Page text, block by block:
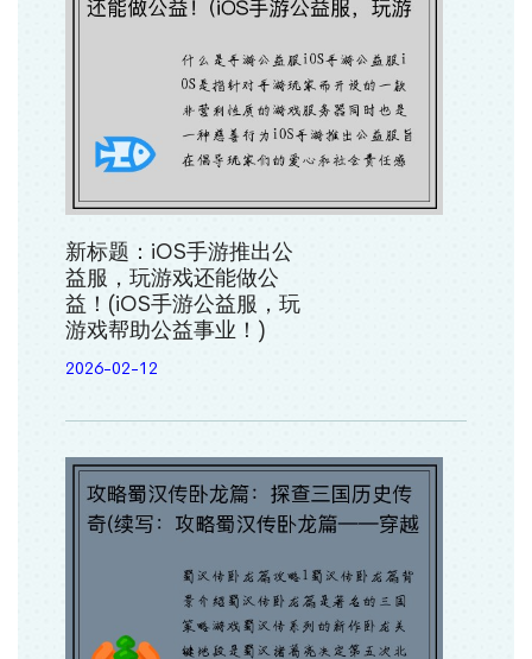
新标题：iOS手游推出公
益服，玩游戏还能做公
益！(iOS手游公益服，玩
游戏帮助公益事业！)
2026-02-12